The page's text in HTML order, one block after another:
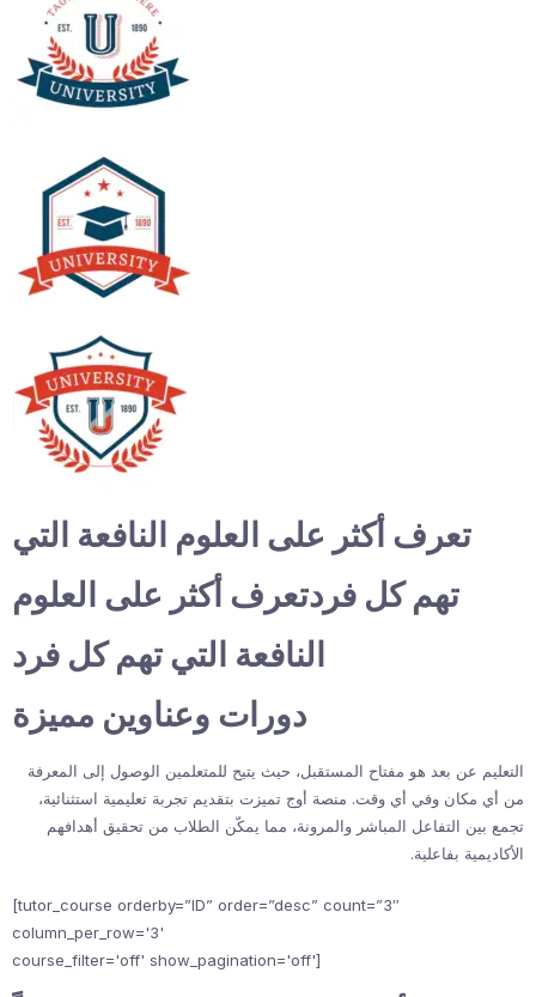
تعرف أكثر على العلوم النافعة التي
تهم كل فردتعرف أكثر على العلوم
النافعة التي تهم كل فرد
دورات وعناوين مميزة
التعليم عن بعد هو مفتاح المستقبل، حيث يتيح للمتعلمين الوصول إلى المعرفة
من أي مكان وفي أي وقت. منصة أوج تميزت بتقديم تجربة تعليمية استثنائية،
تجمع بين التفاعل المباشر والمرونة، مما يمكّن الطلاب من تحقيق أهدافهم
الأكاديمية بفاعلية.
[tutor_course orderby=”ID” order=”desc” count=”3″
column_per_row='3'
course_filter='off' show_pagination='off']